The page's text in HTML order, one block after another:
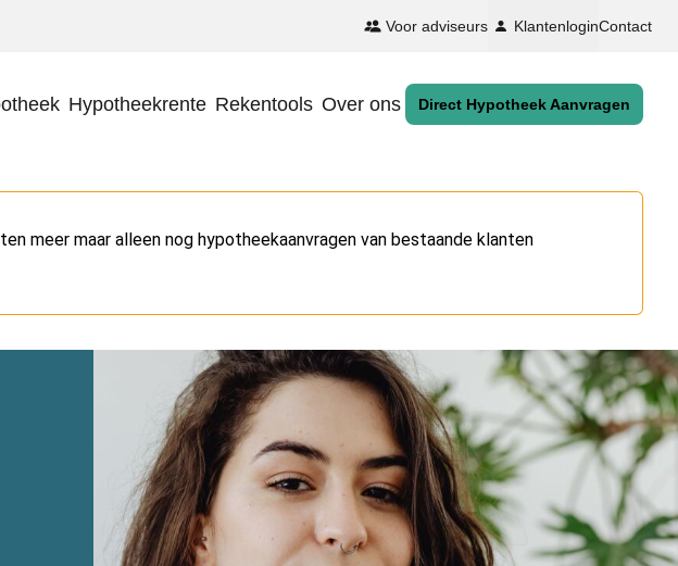
Voor adviseurs KlantenloginContact
Hypotheekrente Rekentools Over ons Direct Hypotheek Aanvragen
meer maar alleen nog hypotheekaanvragen van bestaande klanten